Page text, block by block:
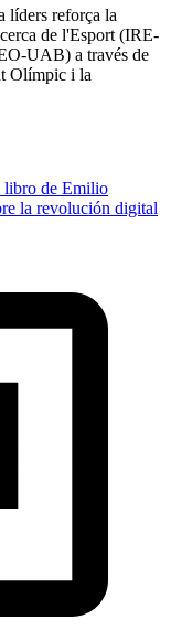
líders reforça la
de l'Esport (IRE-
UAB) a través de
Olímpic i la
libro de Emilio
la revolución digital